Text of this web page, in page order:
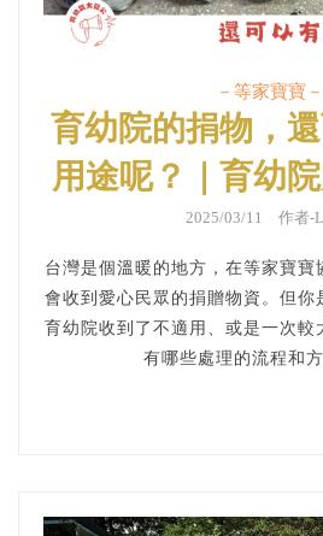
－等家寶寶－
育幼院的捐物，
用途呢？｜育幼
１１７
2025/03/11 作者-
台灣是個溫暖的地方，在等家寶寶
會收到愛心民眾的捐贈物資。但你
育幼院收到了不適用、或是一次較
有哪些處理的流程和